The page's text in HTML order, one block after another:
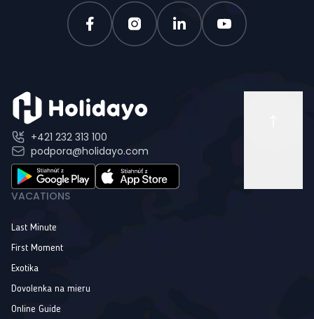
+421 232 313 100
podpora@holidayo.com
VACATIONS
Last Minute
First Moment
Exotika
Dovolenka na mieru
Online Guide